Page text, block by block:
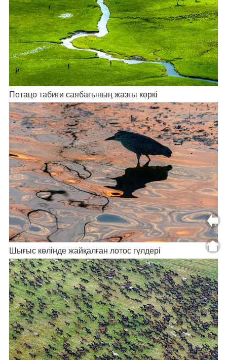
Потацо табиғи саябағының жазғы көркі
Шығыс көлінде жайқалған лотос гүлдері